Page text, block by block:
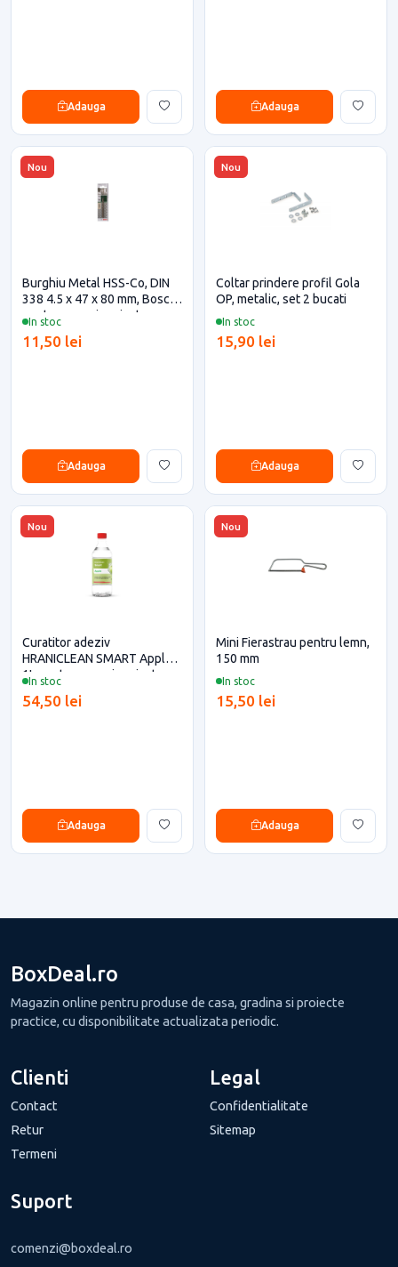
Adauga Adauga
Nou
In stoc
Burghiu Metal HSS-Co, DIN
338 4.5 x 47 x 80 mm, Bosch
pentru casa si proiecte
11,50 lei
Adauga
Nou
In stoc
Coltar prindere profil Gola
OP, metalic, set 2 bucati
15,90 lei
Adauga
Nou
In stoc
Curatitor adeziv
HRANICLEAN SMART Apple -
1L pentru casa si proiecte
54,50 lei
Adauga
Nou
In stoc
Mini Fierastrau pentru lemn,
150 mm
15,50 lei
Adauga
BoxDeal.ro
Magazin online pentru produse de casa, gradina si proiecte
practice, cu disponibilitate actualizata periodic.
Clienti
Contact
Retur
Termeni
Legal
Confidentialitate
Sitemap
Suport
comenzi@boxdeal.ro